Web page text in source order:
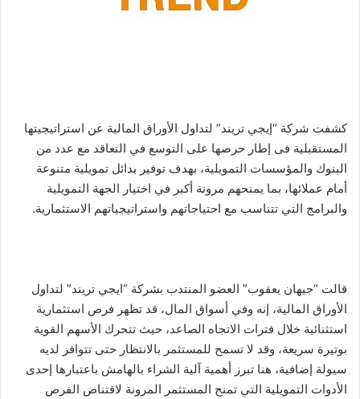
كشفت شركة “إيجي تريند” لتداول الأوراق المالية عن استراتيجيتها
المستقبلية فى إطار حرصها على التوسع في التعاقد مع عدد من
البنوك والمؤسسات التمويلية، بهدف توفير بدائل تمويلية متنوعة
أمام عملائها، بما يمنحهم مرونة أكبر في اختيار الجهة التمويلية
والبرامج التي تتناسب مع احتياجاتهم واستراتيجياتهم الاستثمارية.
قالت “جيهان يعقوب” العضو المنتدب بشركة “ايجي تريند” لتداول
الأوراق المالية، إنه وفي أسواق المال، قد تظهر فرص استثمارية
استثنائية خلال فترات الاتجاه الصاعد، حيث تتحرك الأسهم القوية
بوتيرة سريعة، وقد لا تسمح للمستثمر بالانتظار حتى تتوافر لديه
سيولة إضافية، هنا تبرز أهمية آلية الشراء بالهامش باعتبارها إحدى
الأدوات التمويلية التي تمنح المستثمر المرونة لاقتناص الفرص